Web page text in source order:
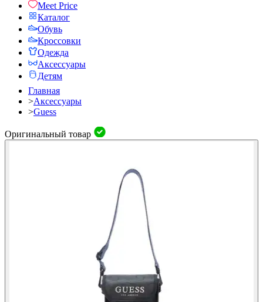
Meet Price
Каталог
Обувь
Кроссовки
Одежда
Аксессуары
Детям
Главная
>Аксессуары
>Guess
Оригинальный товар